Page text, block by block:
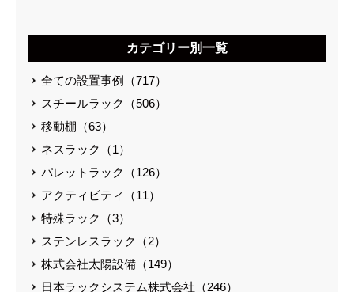
カテゴリー別一覧
全ての設置事例（717）
スチールラック（506）
移動棚（63）
ネスラック（1）
パレットラック（126）
アクティビティ（11）
特殊ラック（3）
ステンレスラック（2）
株式会社太陽設備（149）
日本ラックシステム株式会社（246）